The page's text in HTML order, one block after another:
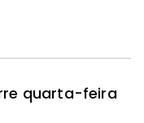
quarta-feira